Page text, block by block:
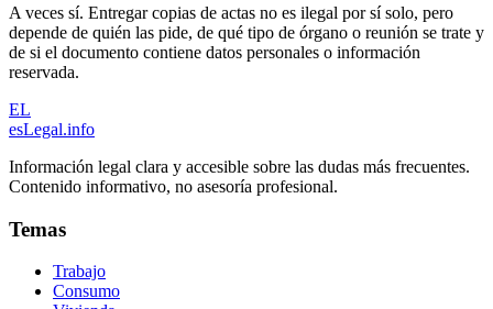
A veces sí. Entregar copias de actas no es ilegal por sí solo, pero
depende de quién las pide, de qué tipo de órgano o reunión se trate y
de si el documento contiene datos personales o información
reservada.
EL
esLegal.info
Información legal clara y accesible sobre las dudas más frecuentes.
Contenido informativo, no asesoría profesional.
Temas
Trabajo
Consumo